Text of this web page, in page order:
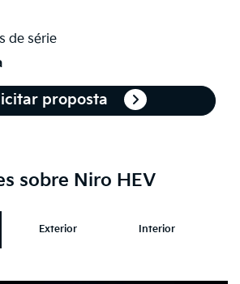
de série
proposta
sobre Niro HEV
Exterior Interior